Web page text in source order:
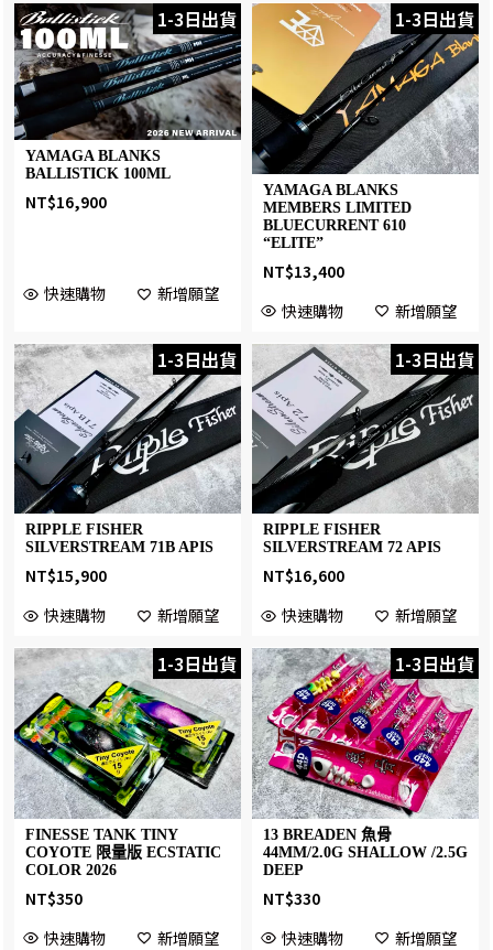
1-3日出貨
YAMAGA BLANKS
BALLISTICK 100ML
NT$16,900
快速購物 新增願望
1-3日出貨
YAMAGA BLANKS
MEMBERS LIMITED
BLUECURRENT 610
“ELITE”
NT$13,400
快速購物
新增願望
1-3日出貨
RIPPLE FISHER
SILVERSTREAM 71B APIS
NT$15,900
快速購物
新增願望
1-3日出貨
RIPPLE FISHER
SILVERSTREAM 72 APIS
NT$16,600
快速購物
新增願望
1-3日出貨
FINESSE TANK TINY
COYOTE 限量版 ECSTATIC
COLOR 2026
NT$350
快速購物
新增願望
1-3日出貨
13 BREADEN 魚骨
44MM/2.0G SHALLOW /2.5G
DEEP
NT$330
快速購物
新增願望